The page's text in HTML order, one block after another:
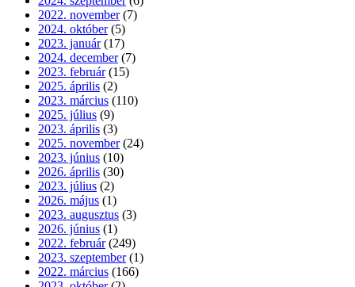
2022. november (7)
2024. október (5)
2023. január (17)
2024. december (7)
2023. február (15)
2025. április (2)
2023. március (110)
2025. július (9)
2023. április (3)
2025. november (24)
2023. június (10)
2026. április (30)
2023. július (2)
2026. május (1)
2023. augusztus (3)
2026. június (1)
2022. február (249)
2023. szeptember (1)
2022. március (166)